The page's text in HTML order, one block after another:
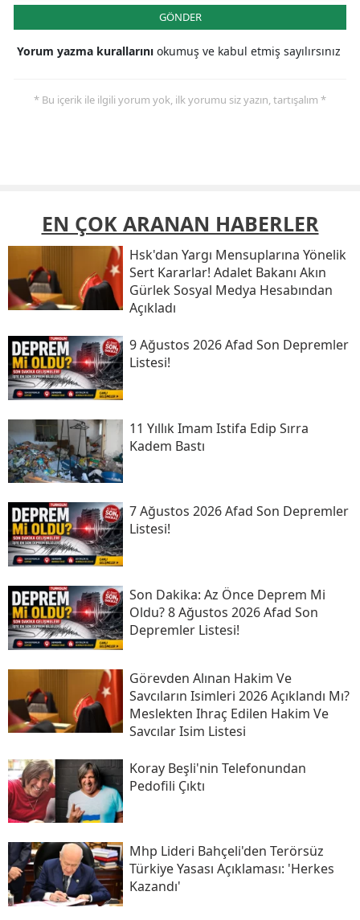
GÖNDER
Yorum yazma kurallarını okumuş ve kabul etmiş sayılırsınız
* Bu içerik ile ilgili yorum yok, ilk yorumu siz yazın, tartışalım *
EN ÇOK ARANAN HABERLER
Hsk'dan Yargı Mensuplarına Yönelik
Sert Kararlar! Adalet Bakanı Akın
Gürlek Sosyal Medya Hesabından
Açıkladı
9 Ağustos 2026 Afad Son Depremler
Listesi!
11 Yıllık Imam Istifa Edip Sırra
Kadem Bastı
7 Ağustos 2026 Afad Son Depremler
Listesi!
Son Daki̇ka: Az Önce Deprem Mi
Oldu? 8 Ağustos 2026 Afad Son
Depremler Listesi!
Görevden Alınan Hakim Ve
Savcıların Isimleri 2026 Açıklandı Mı?
Meslekten Ihraç Edilen Hakim Ve
Savcılar Isim Listesi
Koray Beşli'nin Telefonundan
Pedofili Çıktı
Mhp Lideri Bahçeli'den Terörsüz
Türkiye Yasası Açıklaması: 'herkes
Kazandı'